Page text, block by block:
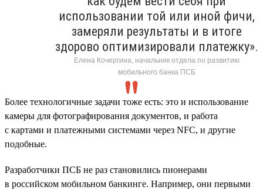
использовании той или иной фичи,
замеряли результаты и в итоге
здорово оптимизировали платежку».
Елена Кочергина, начальник отдела по развитию
мобильного банка ПСБ
Более технологичные задачи тоже есть: это и использование
камеры для фотографирования документов, и работа
с картами и платежными системами через NFC, и другие
подобные.
Разработчики ПСБ не раз становились пионерами
в российском мобильном банкинге. Например, они первыми